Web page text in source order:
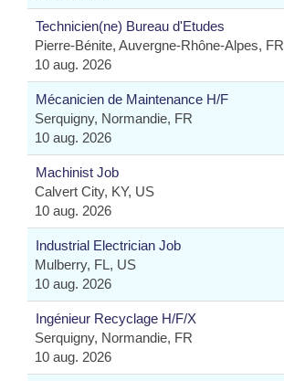
Technicien(ne) Bureau d'Etudes
Pierre-Bénite, Auvergne-Rhône-Alpes, FR
10 aug. 2026
Mécanicien de Maintenance H/F
Serquigny, Normandie, FR
10 aug. 2026
Machinist Job
Calvert City, KY, US
10 aug. 2026
Industrial Electrician Job
Mulberry, FL, US
10 aug. 2026
Ingénieur Recyclage H/F/X
Serquigny, Normandie, FR
10 aug. 2026